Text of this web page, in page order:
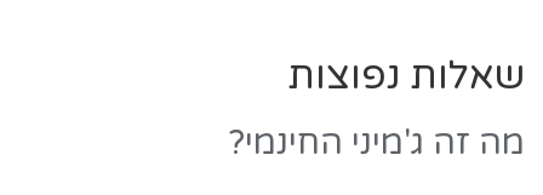
שאלות נפוצות
מה זה ג'מיני החינמי?